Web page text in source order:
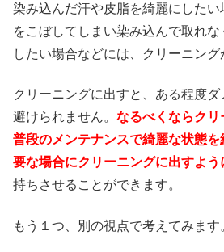
染み込んだ汗や皮脂を綺麗にした
をこぼしてしまい染み込んで取れ
したい場合などには、クリーニング
クリーニングに出すと、ある程度
避けられません。 なるべくならク
普段のメンテナンスで綺麗な状態
要な場合にクリーニングに出すよう
持ちさせることができます。
もう１つ、別の視点で考えてみます